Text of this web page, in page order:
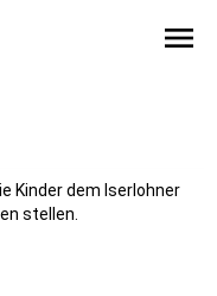
menu
Kinder dem Iserlohner
stellen.